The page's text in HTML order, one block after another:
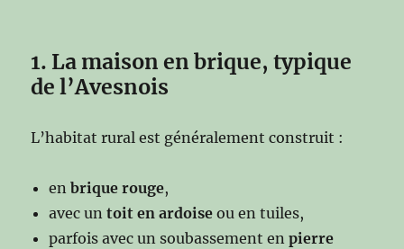
1. La maison en brique, typique
de l’Avesnois
L’habitat rural est généralement construit :
enbrique rouge,
avec untoit en ardoise ou en tuiles,
parfois avec un soubassement enpierre